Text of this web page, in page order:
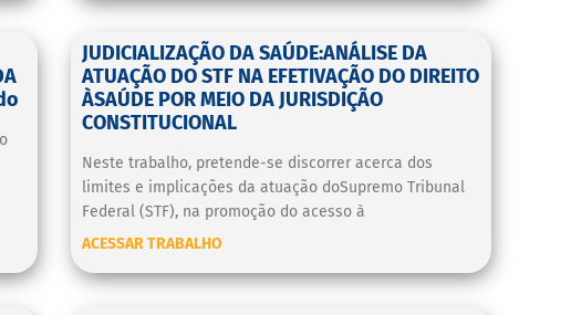
JUDICIALIZAÇÃO DA SAÚDE:ANÁLISE DA
ATUAÇÃO DO STF NA EFETIVAÇÃO DO DIREITO
ÀSAÚDE POR MEIO DA JURISDIÇÃO
CONSTITUCIONAL
Neste trabalho, pretende-se discorrer acerca dos
limites e implicações da atuação doSupremo Tribunal
Federal (STF), na promoção do acesso à
ACESSAR TRABALHO